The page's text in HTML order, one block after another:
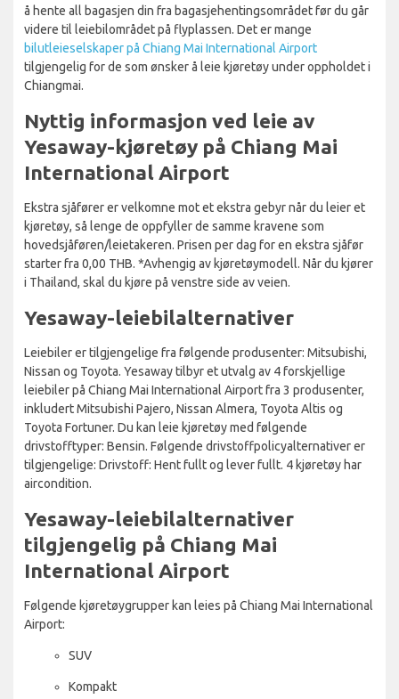
å hente all bagasjen din fra bagasjehentingsområdet før du går
videre til leiebilområdet på flyplassen. Det er mange
bilutleieselskaper på Chiang Mai International Airport
tilgjengelig for de som ønsker å leie kjøretøy under oppholdet i
Chiangmai.
Nyttig informasjon ved leie av
Yesaway-kjøretøy på Chiang Mai
International Airport
Ekstra sjåfører er velkomne mot et ekstra gebyr når du leier et
kjøretøy, så lenge de oppfyller de samme kravene som
hovedsjåføren/leietakeren. Prisen per dag for en ekstra sjåfør
starter fra 0,00 THB. *Avhengig av kjøretøymodell. Når du kjører
i Thailand, skal du kjøre på venstre side av veien.
Yesaway-leiebilalternativer
Leiebiler er tilgjengelige fra følgende produsenter: Mitsubishi,
Nissan og Toyota. Yesaway tilbyr et utvalg av 4 forskjellige
leiebiler på Chiang Mai International Airport fra 3 produsenter,
inkludert Mitsubishi Pajero, Nissan Almera, Toyota Altis og
Toyota Fortuner. Du kan leie kjøretøy med følgende
drivstofftyper: Bensin. Følgende drivstoffpolicyalternativer er
tilgjengelige: Drivstoff: Hent fullt og lever fullt. 4 kjøretøy har
aircondition.
Yesaway-leiebilalternativer
tilgjengelig på Chiang Mai
International Airport
Følgende kjøretøygrupper kan leies på Chiang Mai International
Airport:
SUV
Kompakt